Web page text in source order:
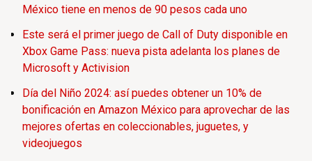
México tiene en menos de 90 pesos cada uno
Este será el primer juego de Call of Duty disponible en
Xbox Game Pass: nueva pista adelanta los planes de
Microsoft y Activision
Día del Niño 2024: así puedes obtener un 10% de
bonificación en Amazon México para aprovechar de las
mejores ofertas en coleccionables, juguetes, y
videojuegos